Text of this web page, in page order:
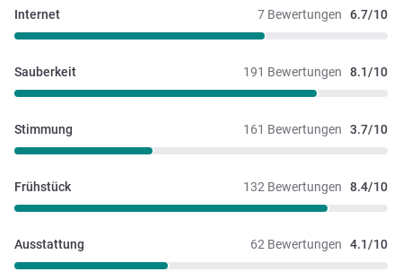
7 Bewertungen 6.7/10
Internet
191 Bewertungen 8.1/10
Sauberkeit
161 Bewertungen 3.7/10
Stimmung
132 Bewertungen 8.4/10
Frühstück
62 Bewertungen 4.1/10
Ausstattung